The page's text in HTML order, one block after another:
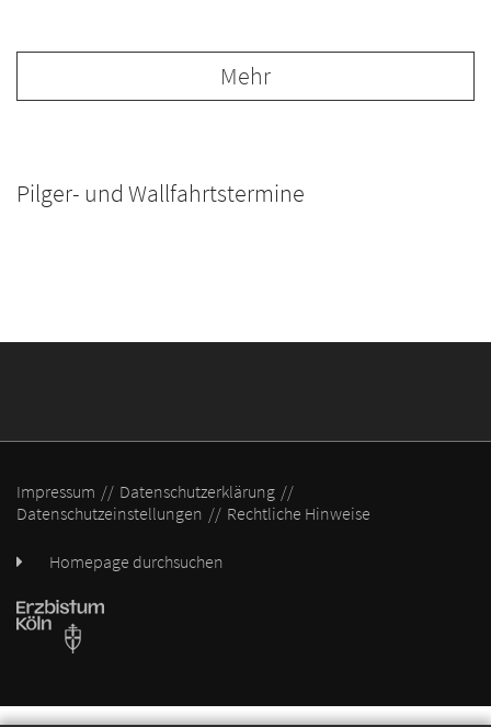
Mehr
Pilger- und Wallfahrtstermine
Impressum
Datenschutzerklärung
Datenschutzeinstellungen
Rechtliche Hinweise
Homepage durchsuchen